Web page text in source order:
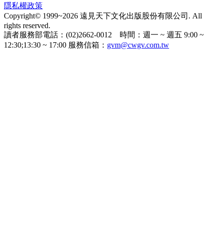
隱私權政策
Copyright© 1999~2026 遠見天下文化出版股份有限公司. All
rights reserved.
讀者服務部電話：(02)2662-0012 時間：週一 ~ 週五 9:00 ~
12:30;13:30 ~ 17:00 服務信箱： gvm@cwgv.com.tw